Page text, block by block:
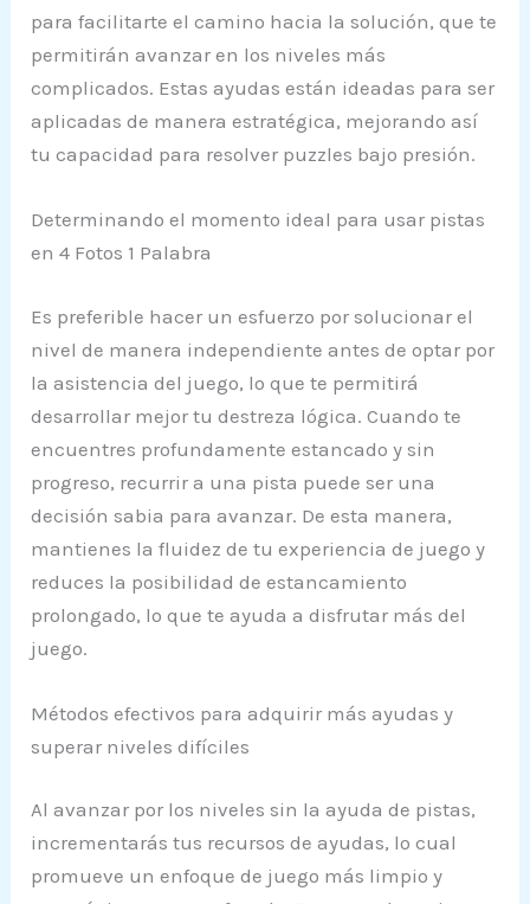
para facilitarte el camino hacia la solución, que te
permitirán avanzar en los niveles más
complicados. Estas ayudas están ideadas para ser
aplicadas de manera estratégica, mejorando así
tu capacidad para resolver puzzles bajo presión.
Determinando el momento ideal para usar pistas
en 4 Fotos 1 Palabra
Es preferible hacer un esfuerzo por solucionar el
nivel de manera independiente antes de optar por
la asistencia del juego, lo que te permitirá
desarrollar mejor tu destreza lógica. Cuando te
encuentres profundamente estancado y sin
progreso, recurrir a una pista puede ser una
decisión sabia para avanzar. De esta manera,
mantienes la fluidez de tu experiencia de juego y
reduces la posibilidad de estancamiento
prolongado, lo que te ayuda a disfrutar más del
juego.
Métodos efectivos para adquirir más ayudas y
superar niveles difíciles
Al avanzar por los niveles sin la ayuda de pistas,
incrementarás tus recursos de ayudas, lo cual
promueve un enfoque de juego más limpio y